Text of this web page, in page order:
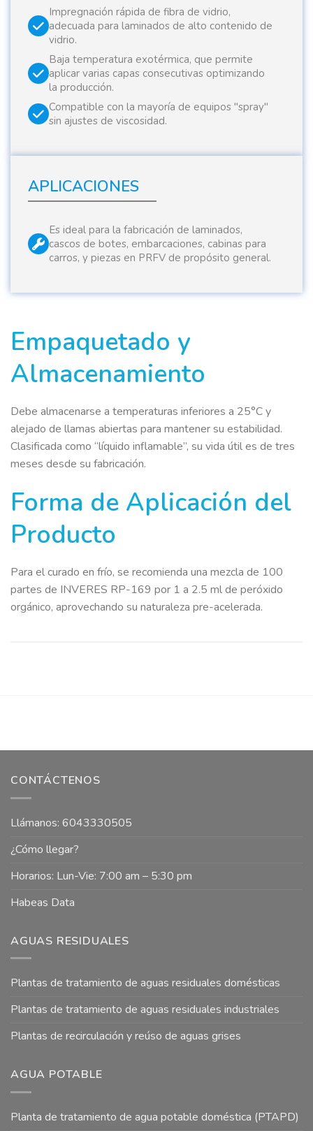
Impregnación rápida de fibra de vidrio,
adecuada para laminados de alto contenido de
vidrio.
Baja temperatura exotérmica, que permite
aplicar varias capas consecutivas optimizando
la producción.
Compatible con la mayoría de equipos "spray"
sin ajustes de viscosidad.
APLICACIONES
Es ideal para la fabricación de laminados,
cascos de botes, embarcaciones, cabinas para
carros, y piezas en PRFV de propósito general.
Empaquetado y
Almacenamiento
Debe almacenarse a temperaturas inferiores a 25°C y
alejado de llamas abiertas para mantener su estabilidad.
Clasificada como “líquido inflamable”, su vida útil es de tres
meses desde su fabricación.
Forma de Aplicación del
Producto
Para el curado en frío, se recomienda una mezcla de 100
partes de INVERES RP-169 por 1 a 2.5 ml de peróxido
orgánico, aprovechando su naturaleza pre-acelerada.
CONTÁCTENOS
Llámanos: 6043330505
¿Cómo llegar?
Horarios: Lun-Vie: 7:00 am – 5:30 pm
Habeas Data
AGUAS RESIDUALES
Plantas de tratamiento de aguas residuales domésticas
Plantas de tratamiento de aguas residuales industriales
Plantas de recirculación y reúso de aguas grises
AGUA POTABLE
Planta de tratamiento de agua potable doméstica (PTAPD)